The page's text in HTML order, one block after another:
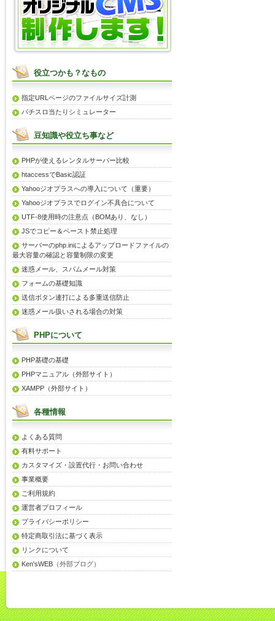
役立つかも？なもの
指定URLページのファイルサイズ計測
パチスロ当たりシミュレーター
豆知識や役立ち事など
PHPが使えるレンタルサーバー比較
htaccessでBasic認証
Yahooジオプラスへの導入について（重要）
Yahooジオプラスでログイン不具合について
UTF-8使用時の注意点（BOMあり、なし）
JSでコピー＆ペースト禁止処理
サーバーのphp.iniによるアップロードファイルの
最大容量の確認と容量制限の変更
迷惑メール、スパムメール対策
フォームの基礎知識
送信ボタン連打による多重送信防止
迷惑メール扱いされる場合の対策
PHPについて
PHP基礎の基礎
PHPマニュアル（外部サイト）
XAMPP（外部サイト）
各種情報
よくある質問
有料サポート
カスタマイズ・設置代行・お問い合わせ
事業概要
ご利用規約
運営者プロフィール
プライバシーポリシー
特定商取引法に基づく表示
リンクについて
Ken'sWEB （外部ブログ）